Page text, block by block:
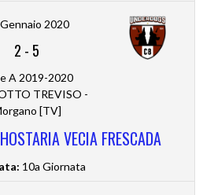
2020
2 - 5
A 2019-2020
TREVISO -
[TV]
VECIA FRESCADA
10a Giornata